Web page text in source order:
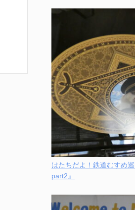
はたちだよ！鉄道むすめ
part2』